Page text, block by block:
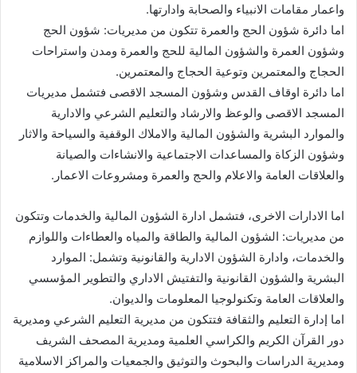
واعمار مقامات الانبياء والصحابة وادارتها.
اما دائرة شؤون الحج والعمرة تتكون من مديريات: شؤون الحج
وشؤون العمرة والشؤون المالية للحج والعمرة ومدن واستراحات
الحجاج والمعتمرين وتوعية الحجاج والمعتمرين.
اما دائرة اوقاف القدس وشؤون المسجد الاقصى فتشمل مديريات
المسجد الاقصى والوعظ والارشاد والتعليم الشرعي والادارية
والموارد البشرية والشؤون المالية والاملاك الوقفية والسياحة والاثار
وشؤون الزكاة والمساعدات الاجتماعية والانشاءات والصيانة
والعلاقات العامة والاعلام والحج والعمرة ومشروعات الاعمار.
اما الادارات الاخرى، فتشمل ادارة الشؤون المالية والخدمات وتتكون
من مديريات: الشؤون المالية والطاقة والمياه والعطاءات واللوازم
والخدمات، وادارة الشؤون الادارية والقانونية وتشمل: الموارد
البشرية والشؤون القانونية والتفتيش الاداري والتطوير المؤسسي
والعلاقات العامة وتكنولوجيا المعلومات والديوان.
اما إدارة التعليم والثقافة فتتكون من مديرية التعليم الشرعي ومديرية
دور القرآن الكريم والكراسي العلمية ومديرية المصحف الشريف
ومديرية الدراسات والبحوث والتوثيق والجمعيات والمراكز الاسلامية